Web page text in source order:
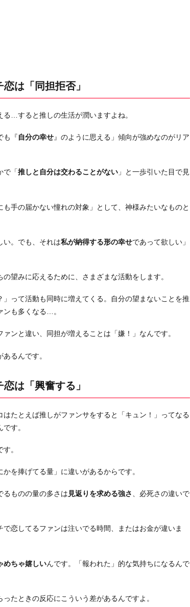
は「同担拒否」
…すると推しの生活が潤いますよね。
も『自分の幸せ』のように思える」傾向が強めなのがリア
で「推しと自分は交わることがない 」と一歩引いた目で見
手の届かない憧れの対象」として、神様みたいなものと
い。でも、それは私が納得する形の幸せであって欲しい」
望みに応えるために、さまざまな活動をします。
って活動も同時に増えてくる。自分の望まないことを推
も多くなる…。
ンと違い、同担が増えることは「嫌！」なんです。
るんです。
は「興奮する」
たとえば推しがファンサをすると「キュン！」ってなる
す。
。
を捧げてる量」に違いがあるからです。
るものの量の多さは見返りを求める強さ、必死さの違いで
恋してるファンは注いでる時間、またはお金が違いま
めちゃ嬉しいんです。「報われた」的な気持ちになるんで
たときの反応にこういう差があるんですよ。